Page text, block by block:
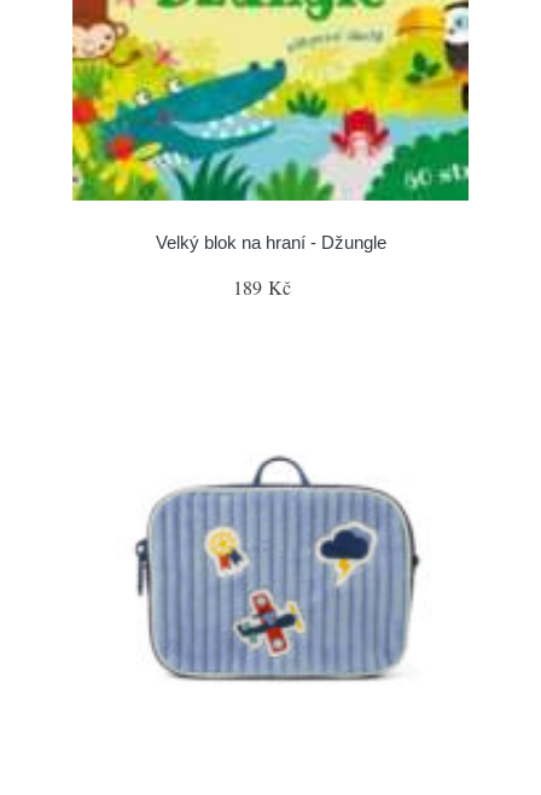
Velký blok na hraní - Džungle
189 Kč